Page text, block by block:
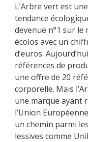
L’Arbre vert est
tendance
devenue n°1 sur
écolos avec un
d’euros.
références de
une offre de 20
corporelle. Mais
une marque ayant
l’Union
un chemin parmi
lessives comme